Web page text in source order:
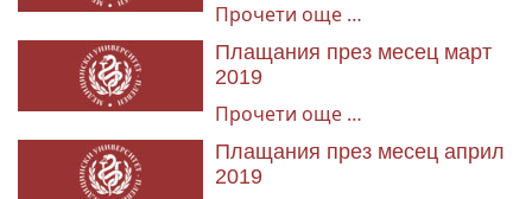
Прочети още …
Плащания през месец март
2019
Прочети още …
Плащания през месец април
2019